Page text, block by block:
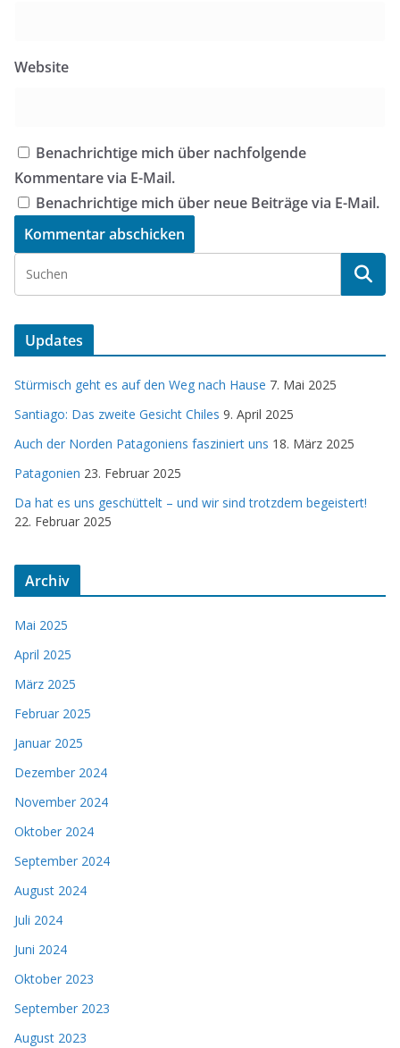
Website
Benachrichtige mich über nachfolgende
Kommentare via E-Mail.
Benachrichtige mich über neue Beiträge via E-Mail.
Updates
Stürmisch geht es auf den Weg nach Hause 7. Mai 2025
Santiago: Das zweite Gesicht Chiles 9. April 2025
Auch der Norden Patagoniens fasziniert uns 18. März 2025
Patagonien 23. Februar 2025
Da hat es uns geschüttelt – und wir sind trotzdem begeistert!
22. Februar 2025
Archiv
Mai 2025
April 2025
März 2025
Februar 2025
Januar 2025
Dezember 2024
November 2024
Oktober 2024
September 2024
August 2024
Juli 2024
Juni 2024
Oktober 2023
September 2023
August 2023